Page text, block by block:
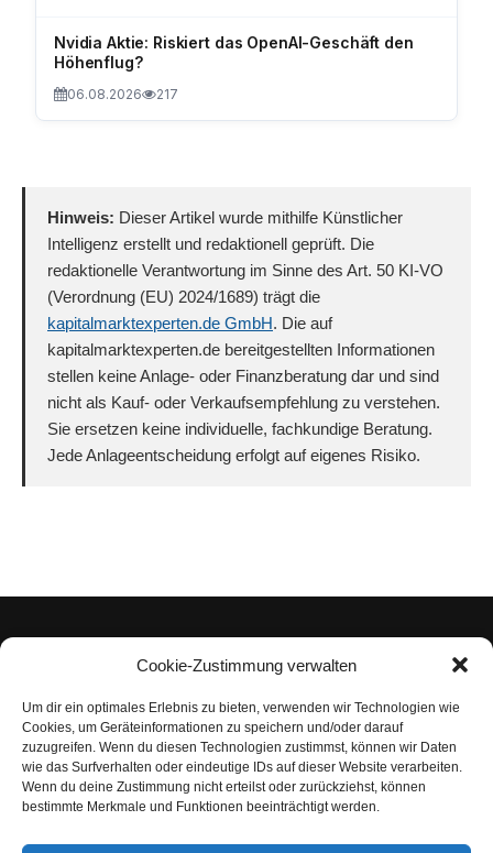
Cookie-Zustimmung verwalten
Um dir ein optimales Erlebnis zu bieten, verwenden wir Technologien wie
Cookies, um Geräteinformationen zu speichern und/oder darauf
zuzugreifen. Wenn du diesen Technologien zustimmst, können wir Daten
wie das Surfverhalten oder eindeutige IDs auf dieser Website verarbeiten.
Wenn du deine Zustimmung nicht erteilst oder zurückziehst, können
bestimmte Merkmale und Funktionen beeinträchtigt werden.
Nvidia Aktie: Riskiert das OpenAI-Geschäft den
Höhenflug?
06.08.2026 217
Hinweis: Dieser Artikel wurde mithilfe Künstlicher
Intelligenz erstellt und redaktionell geprüft. Die
redaktionelle Verantwortung im Sinne des Art. 50 KI-VO
(Verordnung (EU) 2024/1689) trägt die
kapitalmarktexperten.de GmbH. Die auf
kapitalmarktexperten.de bereitgestellten Informationen
stellen keine Anlage- oder Finanzberatung dar und sind
nicht als Kauf- oder Verkaufsempfehlung zu verstehen.
Sie ersetzen keine individuelle, fachkundige Beratung.
Jede Anlageentscheidung erfolgt auf eigenes Risiko.
Impressum
Datenschutzerklärung
Nutzungsbedingungen | Haftungsausschluss